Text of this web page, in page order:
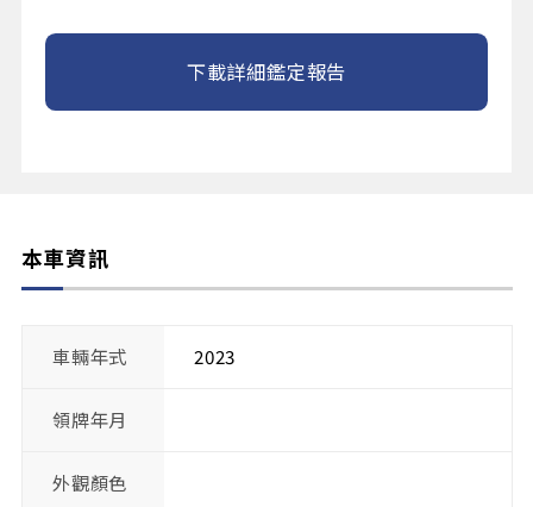
下載詳細鑑定報告
本車資訊
車輛年式 2023
領牌年月
外觀顏色